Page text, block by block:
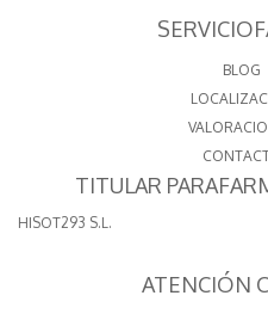
BLOG
TITULAR
HISOT293 S.L.
ATENCIÓN